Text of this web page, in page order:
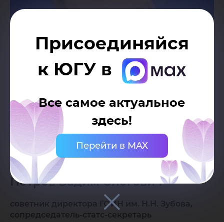
Присоединяйся
к ЮГУ в
Все самое актуальное
здесь!
Перейти в MAX
Онлайн-участие
Петров Вадим Олегович
советник директора ГОИН им. Н.Н. Зубова,
сопредседатель-статс-секретарь